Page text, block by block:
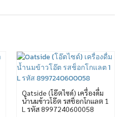
Oatside (โอ๊ตไซด์) เครื่องดื่ม
น้ำนมข้าวโอ๊ต รสช็อกโกแลต 1
L รหัส 8997240600058